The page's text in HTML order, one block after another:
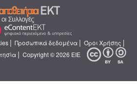
| Προσωπικά δεδομένα | Όροι Χρήσης |
| Copyright © 2026 ΕΙΕ